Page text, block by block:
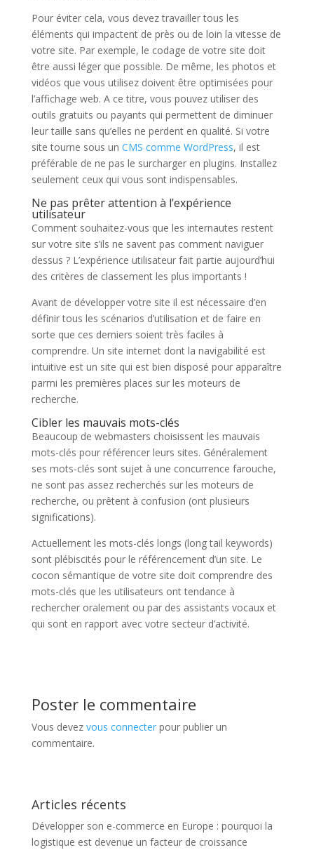
Pour éviter cela, vous devez travailler tous les
éléments qui impactent de près ou de loin la vitesse de
votre site. Par exemple, le codage de votre site doit
être aussi léger que possible. De même, les photos et
vidéos que vous utilisez doivent être optimisées pour
l’affichage web. A ce titre, vous pouvez utiliser des
outils gratuits ou payants qui permettent de diminuer
leur taille sans qu’elles ne perdent en qualité. Si votre
site tourne sous un CMS comme WordPress, il est
préférable de ne pas le surcharger en plugins. Installez
seulement ceux qui vous sont indispensables.
Ne pas prêter attention à l’expérience
utilisateur
Comment souhaitez-vous que les internautes restent
sur votre site s’ils ne savent pas comment naviguer
dessus ? L’expérience utilisateur fait partie aujourd’hui
des critères de classement les plus importants !
Avant de développer votre site il est nécessaire d’en
définir tous les scénarios d’utilisation et de faire en
sorte que ces derniers soient très faciles à
comprendre. Un site internet dont la navigabilité est
intuitive est un site qui est bien disposé pour apparaître
parmi les premières places sur les moteurs de
recherche.
Cibler les mauvais mots-clés
Beaucoup de webmasters choisissent les mauvais
mots-clés pour référencer leurs sites. Généralement
ses mots-clés sont sujet à une concurrence farouche,
ne sont pas assez recherchés sur les moteurs de
recherche, ou prêtent à confusion (ont plusieurs
significations).
Actuellement les mots-clés longs (long tail keywords)
sont plébiscités pour le référencement d’un site. Le
cocon sémantique de votre site doit comprendre des
mots-clés que les utilisateurs ont tendance à
rechercher oralement ou par des assistants vocaux et
qui sont en rapport avec votre secteur d’activité.
Poster le commentaire
Vous devez vous connecterpour publier un
commentaire.
Articles récents
Développer son e-commerce en Europe : pourquoi la
logistique est devenue un facteur de croissance